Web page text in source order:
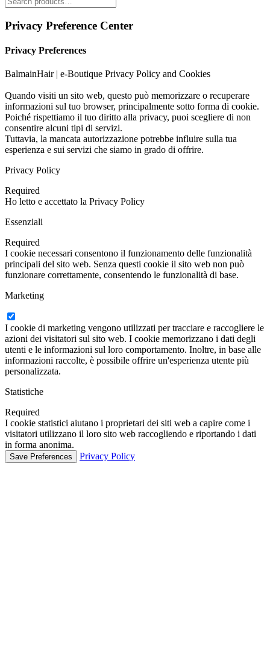
Privacy Preference Center
Privacy Preferences
BalmainHair | e-Boutique Privacy Policy and Cookies
Quando visiti un sito web, questo può memorizzare o recuperare
informazioni sul tuo browser, principalmente sotto forma di cookie.
Poiché rispettiamo il tuo diritto alla privacy, puoi scegliere di non
consentire alcuni tipi di servizi.
Tuttavia, la mancata autorizzazione potrebbe influire sulla tua
esperienza e sui servizi che siamo in grado di offrire.
Privacy Policy
Required
Ho letto e accettato la Privacy Policy
Essenziali
Required
I cookie necessari consentono il funzionamento delle funzionalità
principali del sito web. Senza questi cookie il sito web non può
funzionare correttamente, consentendo le funzionalità di base.
Marketing
I cookie di marketing vengono utilizzati per tracciare e raccogliere le
azioni dei visitatori sul sito web. I cookie memorizzano i dati degli
utenti e le informazioni sul loro comportamento. Inoltre, in base alle
informazioni raccolte, è possibile offrire un'esperienza utente più
personalizzata.
Statistiche
Required
I cookie statistici aiutano i proprietari dei siti web a capire come i
visitatori utilizzano il loro sito web raccogliendo e riportando i dati
in forma anonima.
Privacy Policy